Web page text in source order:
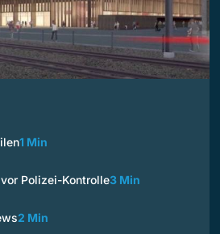
1 Min
Polizei-Kontrolle3 Min
2 Min